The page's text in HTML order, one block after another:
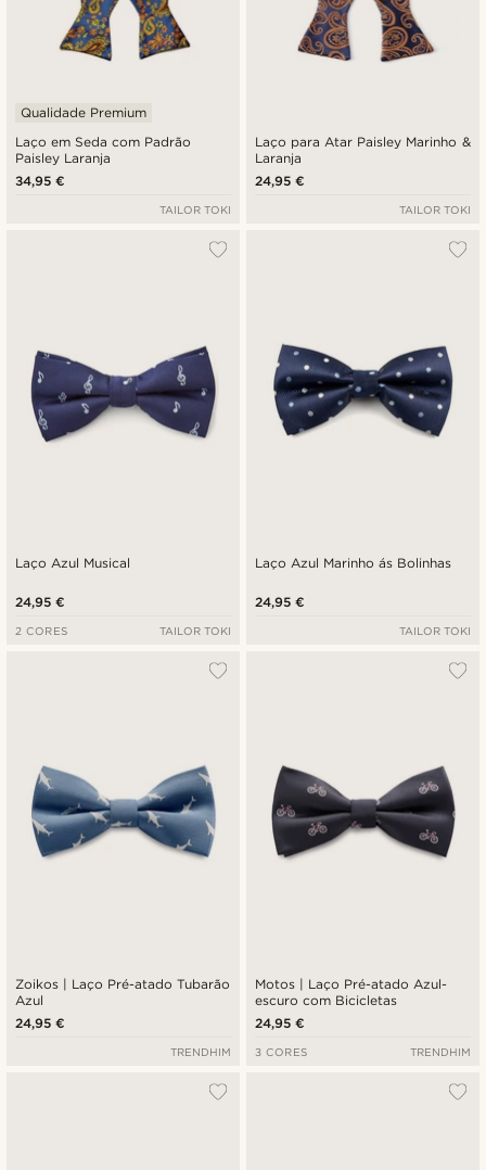
Laço em Seda com Padrão
Paisley Laranja
Qualidade Premium
34,95 €
TAILOR TOKI
Laço para Atar Paisley Marinho &
Laranja
24,95 €
TAILOR TOKI
Laço Azul Musical
24,95 €
2 CORES TAILOR TOKI
Laço Azul Marinho ás Bolinhas
24,95 €
TAILOR TOKI
Zoikos | Laço Pré-atado Tubarão
Azul
24,95 €
TRENDHIM
Motos | Laço Pré-atado Azul-
escuro com Bicicletas
24,95 €
3 CORES TRENDHIM